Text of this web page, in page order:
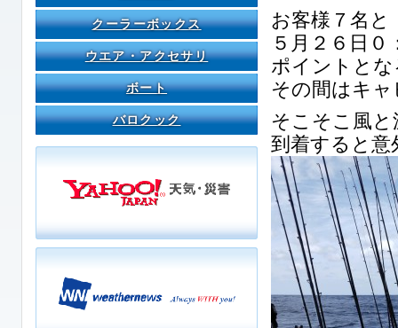
お客様７名と
５月２６日０
ポイントと
その間はキ
そこそこ風
到着すると意
クーラーボックス
ウエア・アクセサリ
ボート
バロクック